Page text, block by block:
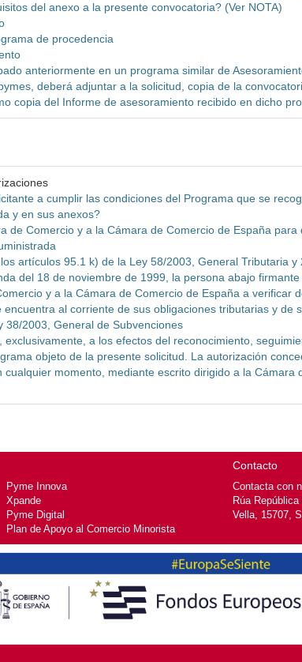
del anexo a la presente convocatoria? (Ver NOTA)
de procedencia
anteriormente en un programa similar de
deberá adjuntar a la solicitud, copia de la
copia del Informe de asesoramiento recibido en dicho
a cumplir las condiciones del Programa que se
y en sus anexos?
de Comercio y a la Cámara de Comercio de España para
artículos 95.1 k) de la Ley 58/2003, General Tributaria y
del 18 de noviembre de 1999, la persona abajo firmante
y a la Cámara de Comercio de España a verificar
al corriente de sus obligaciones tributarias y de
38/2003, General de Subvenciones
a los efectos del reconocimiento,
objeto de la presente solicitud. La autorización
momento, mediante escrito dirigido a la Cámara
Pyme Innova
Xpande
Pyme Digital
Plan de Apoyo al Comercio Minorista
Contacto
Contacta con
Rúa
Vella, 15707,